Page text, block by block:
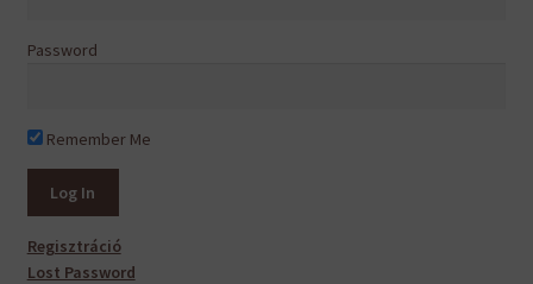
Password
Remember Me
Regisztráció
Lost Password